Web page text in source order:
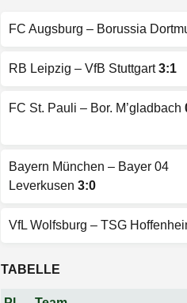
FC Augsburg – Borussia
RB Leipzig – VfB Stuttgart3:1
FC St. Pauli – Bor. M’gladbach
Bayern München – Bayer 04
Leverkusen 3:0
VfL Wolfsburg – TSG
TABELLE